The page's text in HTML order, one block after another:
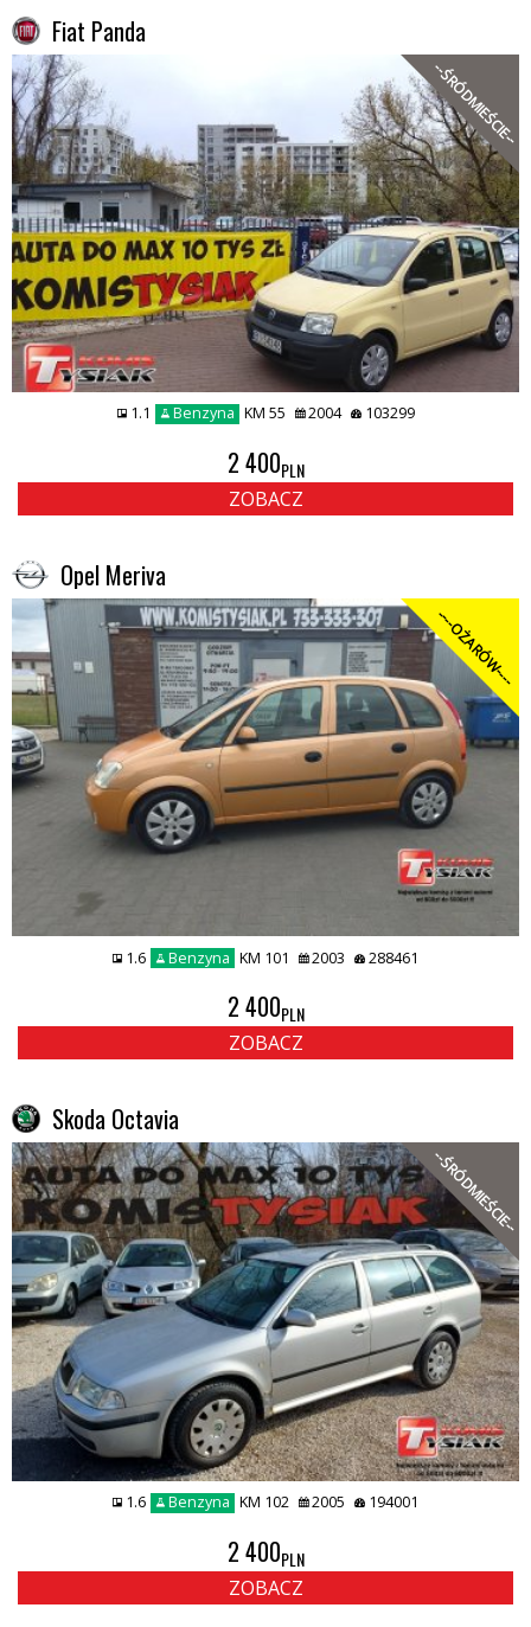
Fiat Panda
--ŚRÓDMIEŚCIE--
1.1 Benzyna KM 55 2004 103299
2 400PLN
ZOBACZ
Opel Meriva
----OŻARÓW----
1.6 Benzyna KM 101 2003 288461
2 400PLN
ZOBACZ
Skoda Octavia
--ŚRÓDMIEŚCIE--
1.6 Benzyna KM 102 2005 194001
2 400PLN
ZOBACZ